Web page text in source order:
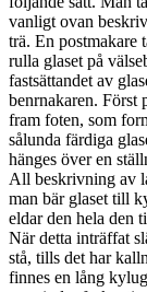
vanligt ovan
trä. En postmakare
rulla glaset på
fastsättandet av
benrnakaren. Först
fram foten, som
sålunda färdiga
hänges över en
All beskrivning av
man bär glaset till
eldar den hela den
När detta inträffat
stå, tills det har
finnes en lång